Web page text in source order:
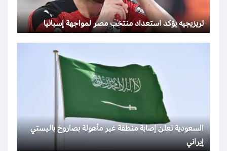
تريزيجيه يؤكد استعداد منتخب مصر لمواجهة إسبانيا
السعودية تعلن إصابة منطقة غير مأهولة بصاروخ باليستي
إيراني